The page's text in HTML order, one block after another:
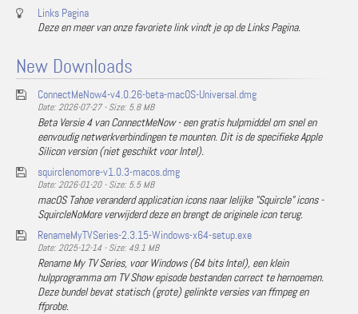
Links Pagina
Deze en meer van onze favoriete link vindt je op de Links Pagina.
New Downloads
ConnectMeNow4-v4.0.26-beta-macOS-Universal.dmg
Date: 2026-07-27 - Size: 5.8 MB
Beta Versie 4 van ConnectMeNow - een gratis hulpmiddel om snel en
eenvoudig netwerkverbindingen te mounten. Dit is de specifieke Apple
Silicon version (niet geschikt voor Intel).
squirclenomore-v1.0.3-macos.dmg
Date: 2026-01-20 - Size: 5.5 MB
macOS Tahoe veranderd application icons naar lelijke "Squircle" icons -
SquircleNoMore verwijderd deze en brengt de originele icon terug.
RenameMyTVSeries-2.3.15-Windows-x64-setup.exe
Date: 2025-12-14 - Size: 49.1 MB
Rename My TV Series, voor Windows (64 bits Intel), een klein
hulpprogramma om TV Show episode bestanden correct te hernoemen.
Deze bundel bevat statisch (grote) gelinkte versies van ffmpeg en
ffprobe.